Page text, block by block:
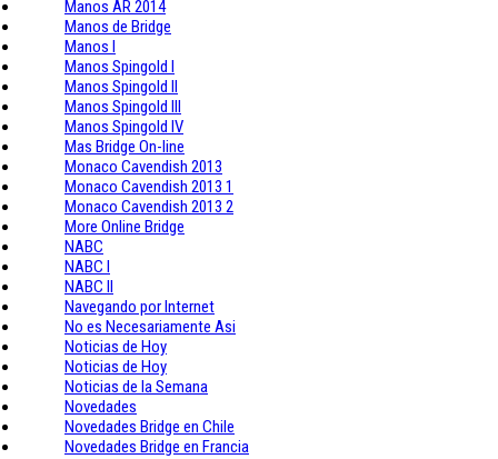
Manos AR 2014
Manos de Bridge
Manos I
Manos Spingold I
Manos Spingold II
Manos Spingold III
Manos Spingold IV
Mas Bridge On-line
Monaco Cavendish 2013
Monaco Cavendish 2013 1
Monaco Cavendish 2013 2
More Online Bridge
NABC
NABC I
NABC II
Navegando por Internet
No es Necesariamente Asi
Noticias de Hoy
Noticias de Hoy
Noticias de la Semana
Novedades
Novedades Bridge en Chile
Novedades Bridge en Francia